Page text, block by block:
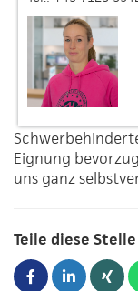
Eignung
uns ganz
Teile diese Stelle